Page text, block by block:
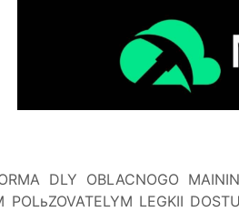
DLY OBLACNOGO
POLьZOVATELYM LEGKII